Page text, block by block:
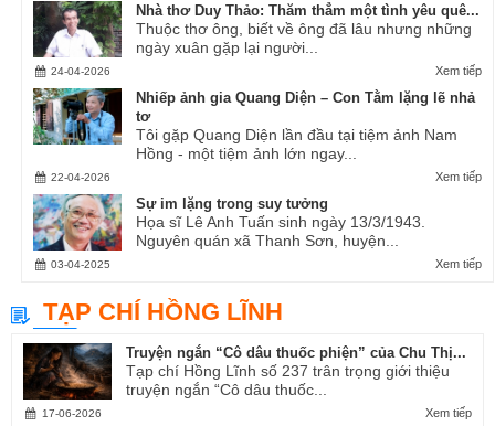
Nhà thơ Duy Thảo: Thăm thẳm một tình yêu quê...
Thuộc thơ ông, biết về ông đã lâu nhưng những
ngày xuân gặp lại người...
Xem tiếp
24-04-2026
Nhiếp ảnh gia Quang Diện – Con Tằm lặng lẽ nhả
tơ
Tôi gặp Quang Diện lần đầu tại tiệm ảnh Nam
Hồng - một tiệm ảnh lớn ngay...
Xem tiếp
22-04-2026
Sự im lặng trong suy tưởng
Họa sĩ Lê Anh Tuấn sinh ngày 13/3/1943.
Nguyên quán xã Thanh Sơn, huyện...
Xem tiếp
03-04-2025
TẠP CHÍ HỒNG LĨNH
Truyện ngắn “Cô dâu thuốc phiện” của Chu Thị...
Tạp chí Hồng Lĩnh số 237 trân trọng giới thiệu
truyện ngắn “Cô dâu thuốc...
Xem tiếp
17-06-2026